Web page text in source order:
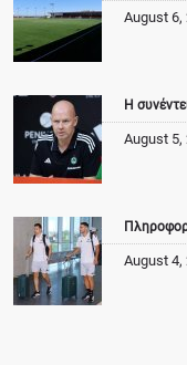
August 6,
Η
August 5,
August 4,